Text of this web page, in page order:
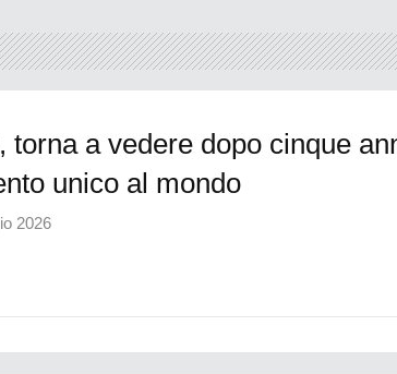
torna a vedere dopo cinque
unico al mondo
2026